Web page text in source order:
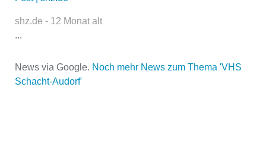
shz.de - 12 Monat alt
...
News via Google. Noch mehr News zum Thema 'VHS
Schacht-Audorf'